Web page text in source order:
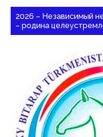
2026 – Независимый
– родина